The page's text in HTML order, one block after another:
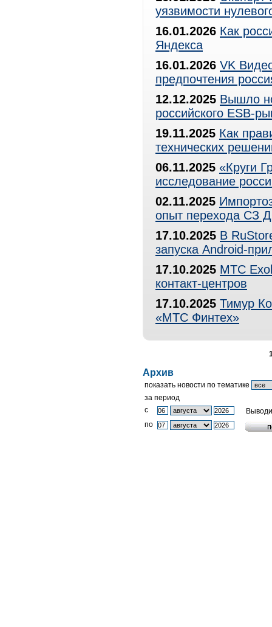
уязвимости
16.01.2026 Как
Яндекса
16.01.2026 VK
предпочтения
12.12.2025 Вышло
российского ESB-
19.11.2025 Как
технических
06.11.2025 «Круги
исследование
02.11.2025
опыт перехода СЗ
17.10.2025 В
запуска Android-
17.10.2025 МТС
контакт-центров
17.10.2025 Тимур
«МТС Финтех»
Архив
показать новости по тематике
за период
c
по